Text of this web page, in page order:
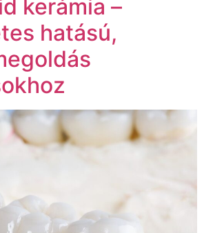
kerámia –
hatású,